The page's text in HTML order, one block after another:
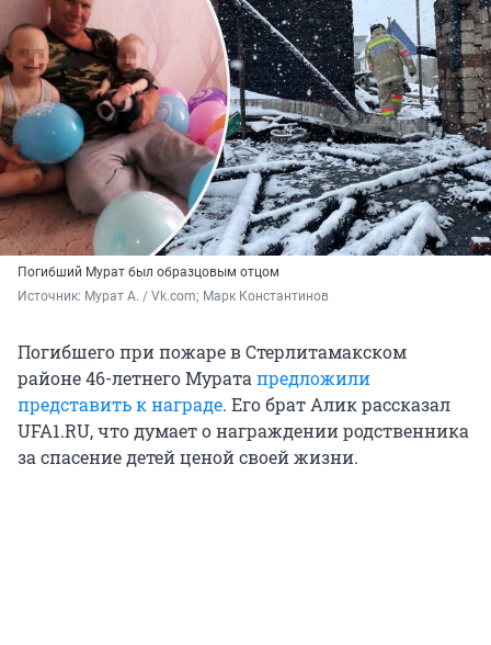
Погибший Мурат был образцовым отцом
Источник: Мурат А. / Vk.com; Марк Константинов
Погибшего при пожаре в Стерлитамакском
районе 46-летнего Муратапредложили
представить к награде. Его брат Алик рассказал
UFA1.RU, что думает о награждении родственника
за спасение детей ценой своей жизни.